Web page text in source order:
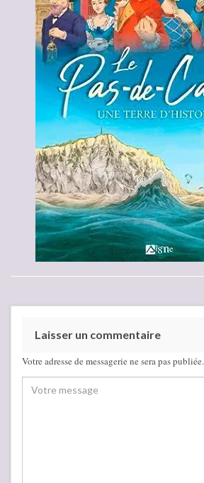
Laisser un commentaire
Votre adresse de messagerie ne sera pas publiée.